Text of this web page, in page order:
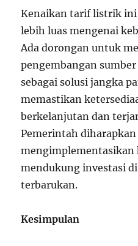
Kenaikan tarif listrik ini
lebih luas mengenai
Ada dorongan untuk
pengembangan
sebagai solusi jangka
memastikan
berkelanjutan dan
Pemerintah diharapkan
mengimplementasikan
mendukung investasi
terbarukan.
Kesimpulan